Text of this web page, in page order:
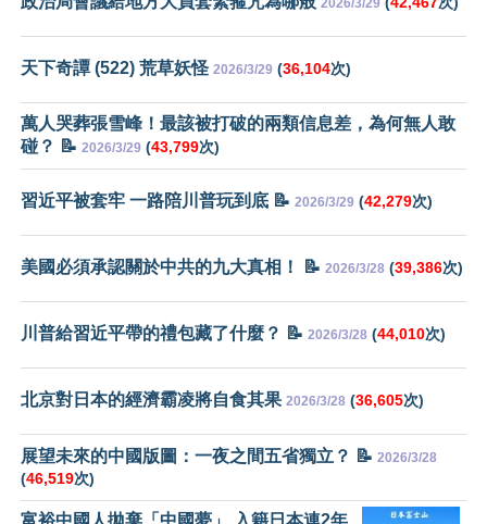
2026/3/29
天下奇譚 (522) 荒草妖怪 2026/3/29 (36,104次)
萬人哭葬張雪峰！最該被打破的兩類信息差，為何無人敢
碰？ 📝 2026/3/29 (43,799次)
習近平被套牢 一路陪川普玩到底 📝 2026/3/29 (42,279次)
美國必須承認關於中共的九大真相！ 📝 2026/3/28 (39,386次)
川普給習近平帶的禮包藏了什麼？ 📝 2026/3/28 (44,010次)
北京對日本的經濟霸凌將自食其果 2026/3/28 (36,605次)
展望未來的中國版圖：一夜之間五省獨立？ 📝 2026/3/28
(46,519次)
富裕中國人拋棄「中國夢」 入籍日本連2年